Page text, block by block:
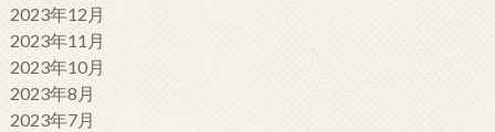
2023年12月
2023年11月
2023年10月
2023年8月
2023年7月